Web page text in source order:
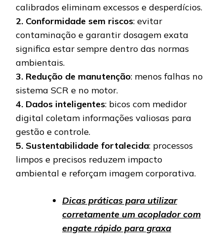
calibrados eliminam excessos e desperdícios.
2. Conformidade sem riscos: evitar
contaminação e garantir dosagem exata
significa estar sempre dentro das normas
ambientais.
3. Redução de manutenção: menos falhas no
sistema SCR e no motor.
4. Dados inteligentes: bicos com medidor
digital coletam informações valiosas para
gestão e controle.
5. Sustentabilidade fortalecida: processos
limpos e precisos reduzem impacto
ambiental e reforçam imagem corporativa.
Dicas práticas para utilizar
corretamente um acoplador com
engate rápido para graxa